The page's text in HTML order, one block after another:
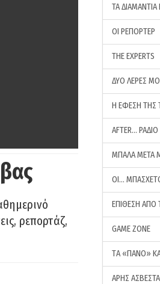
ρεπορτάζ,
ΤΑ ΔΙΑΜΑΝΤΙΑ
ΟΙ ΡΕΠΟΡΤΕΡ
THE EXPERTS
ΔΥΟ ΛΕΡΕΣ
Η ΕΦΕΣΗ ΤΗΣ
AFTER… ΡΑΔΙΟ
ΜΠΑΛΑ ΜΕΤΑ
ΟΙ…
ΕΠΙΘΕΣΗ ΑΠΟ
GAME ZONE
ΤA «ΠΑΝΟ»
ΑΡΗΣ